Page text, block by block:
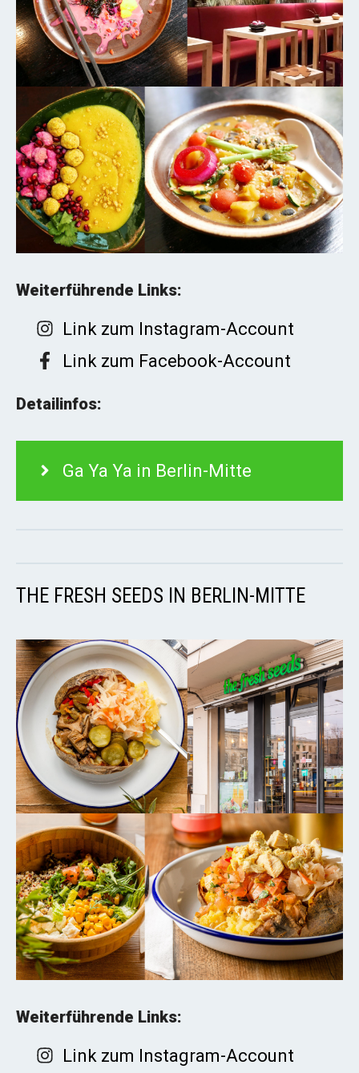
Weiterführende Links:
Link zum Instagram-Account
Link zum Facebook-Account
Detailinfos:
Ga Ya Ya in Berlin-Mitte
THE FRESH SEEDS IN BERLIN-MITTE
Weiterführende Links:
Link zum Instagram-Account